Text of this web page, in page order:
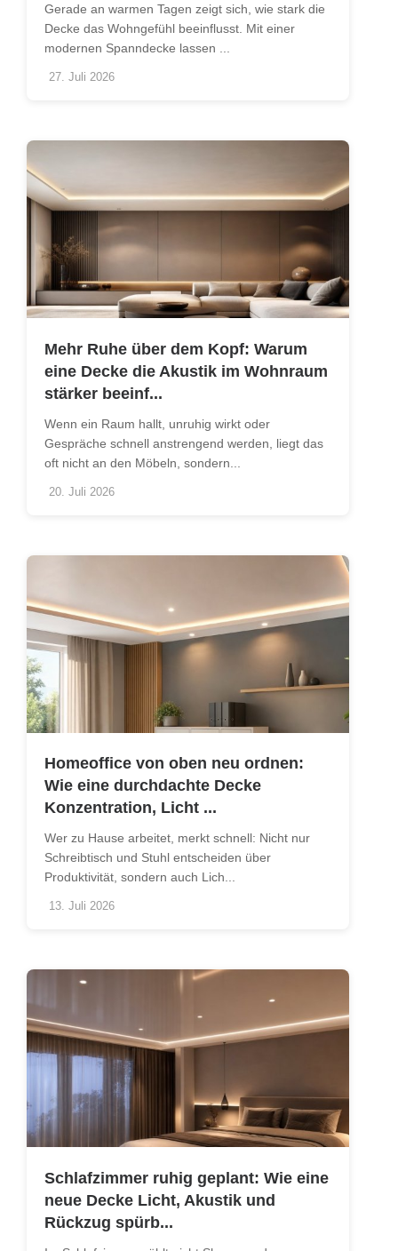
Gerade an warmen Tagen zeigt sich, wie stark die
Decke das Wohngefühl beeinflusst. Mit einer
modernen Spanndecke lassen ...
27. Juli 2026
Mehr Ruhe über dem Kopf: Warum
eine Decke die Akustik im Wohnraum
stärker beeinf...
Wenn ein Raum hallt, unruhig wirkt oder
Gespräche schnell anstrengend werden, liegt das
oft nicht an den Möbeln, sondern...
20. Juli 2026
Homeoffice von oben neu ordnen:
Wie eine durchdachte Decke
Konzentration, Licht ...
Wer zu Hause arbeitet, merkt schnell: Nicht nur
Schreibtisch und Stuhl entscheiden über
Produktivität, sondern auch Lich...
13. Juli 2026
Schlafzimmer ruhig geplant: Wie eine
neue Decke Licht, Akustik und
Rückzug spürb...